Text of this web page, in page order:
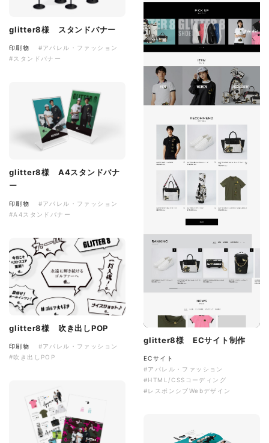
glitter8様 ECサイト制作
ECサイト
#アパレル・ファッション
#HTML/CSSコーディング
#レスポンシブWebデザイン
glitter8様 スタンドバナー
印刷物
#アパレル・ファッション
#スタンドバナー
glitter8様 A4スタンドバナ
ー
印刷物
#アパレル・ファッション
#A4スタンドバナー
glitter8様 吹き出しPOP
印刷物
#アパレル・ファッション
#吹き出しPOP